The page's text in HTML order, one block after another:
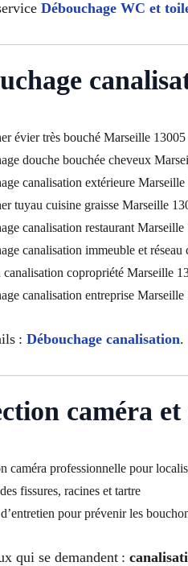
Débouchage WC et
évier très bouché Marseille 13005
douche bouchée cheveux
canalisation extérieure
tuyau cuisine graisse Marseille
canalisation restaurant Marseille
canalisation immeuble et
canalisation copropriété Marseille
canalisation entreprise Marseille
: Débouchage canalisation.
caméra
caméra professionnelle pour
fissures, racines et tartre
pour prévenir les
qui se demandent :